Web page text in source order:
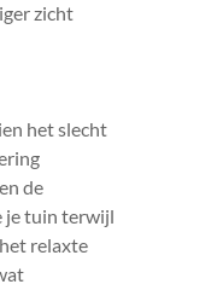
zicht
het slecht
de
je tuin terwijl
relaxte